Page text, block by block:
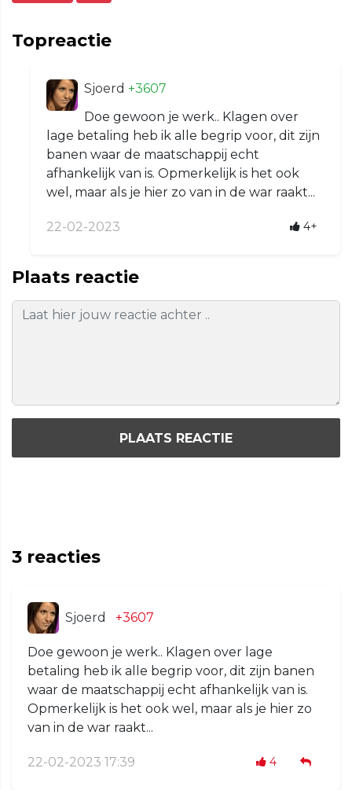
Topreactie
Sjoerd +3607
Doe gewoon je werk.. Klagen over
lage betaling heb ik alle begrip voor, dit zijn
banen waar de maatschappij echt
afhankelijk van is. Opmerkelijk is het ook
wel, maar als je hier zo van in de war raakt...
22-02-2023 4+
Plaats reactie
PLAATS REACTIE
3 reacties
Sjoerd +3607
Doe gewoon je werk.. Klagen over lage
betaling heb ik alle begrip voor, dit zijn banen
waar de maatschappij echt afhankelijk van is.
Opmerkelijk is het ook wel, maar als je hier zo
van in de war raakt...
22-02-2023 17:39 4